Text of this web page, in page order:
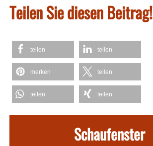
Teilen Sie diesen Beitrag!
teilen teilen
merken teilen
teilen teilen
Schaufenster